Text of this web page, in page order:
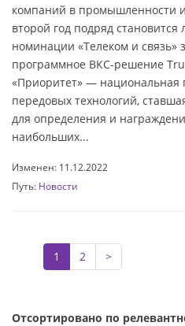
компаний в промышленности
второй год подряд
номинации «Телеком и связь‎»
программное ВКС-решение
«‎Приоритет» — национальная
передовых технологий,
для определения и
наибольших...
Изменен: 11.12.2022
Путь: Новости
1 2 >
Отсортировано по